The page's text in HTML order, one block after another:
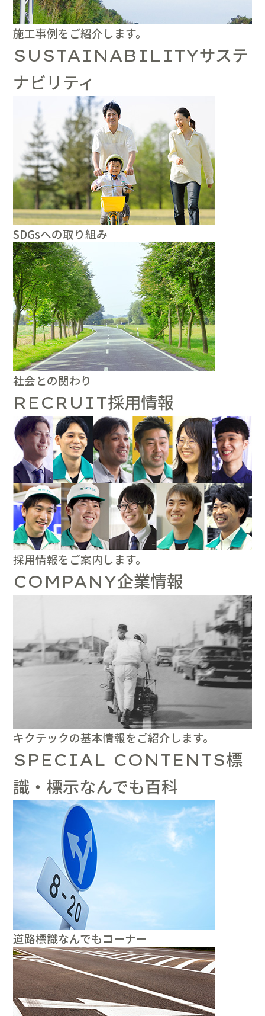
施工事例をご紹介します。
SUSTAINABILITYサステ
ナビリティ
SDGsへの取り組み
社会との関わり
RECRUIT採用情報
採用情報をご案内します。
COMPANY企業情報
キクテックの基本情報をご紹介します。
SPECIAL CONTENTS標
識・標示なんでも百科
道路標識なんでもコーナー